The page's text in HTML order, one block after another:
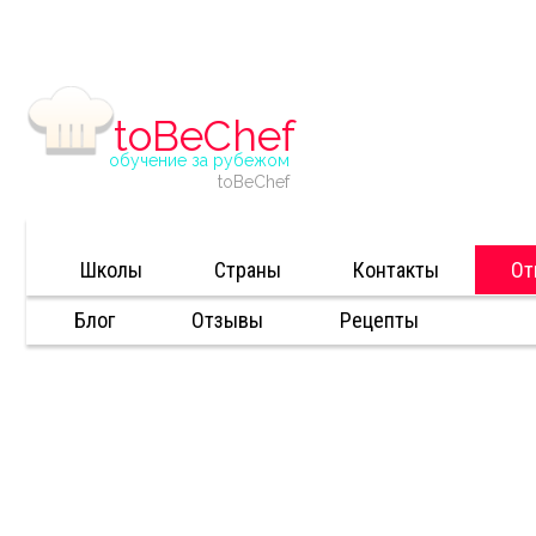
content
toBeChef
обучение за рубежом
toBeChef
Школы Страны Контакты
Блог Отзывы Рецепты